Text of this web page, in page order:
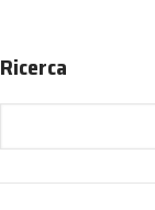
Ricerca